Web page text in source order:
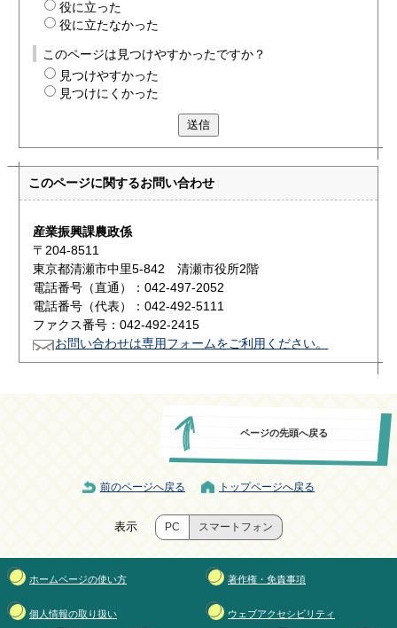
役に立った
役に立たなかった
このページは見つけやすかったですか？
見つけやすかった
見つけにくかった
送信
このページに関するお問い合わせ
産業振興課農政係
〒204-8511
東京都清瀬市中里5-842 清瀬市役所2階
電話番号（直通）：042-497-2052
電話番号（代表）：042-492-5111
ファクス番号：042-492-2415
お問い合わせは専用フォームをご利用ください。
ページの先頭へ戻る
前のページへ戻る トップページへ戻る
表示 PC スマートフォン
ホームページの使い方 著作権・免責事項
個人情報の取り扱い ウェブアクセシビリティ